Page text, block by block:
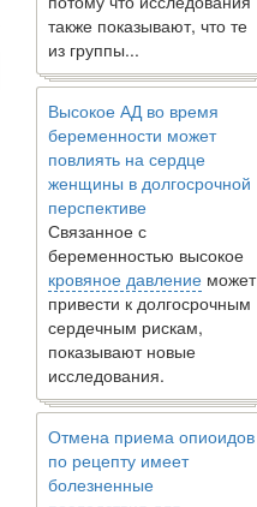
также показывают, что те
из группы...
Высокое АД во время
беременности может
повлиять на сердце
женщины в долгосрочной
перспективе
Связанное с
беременностью высокое
кровяное давление может
привести к долгосрочным
сердечным рискам,
показывают новые
исследования.
Отмена приема опиоидов
по рецепту имеет
болезненные